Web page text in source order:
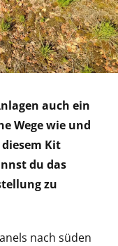
auch ein
Wege wie und
Kit
du das
zu
nach süden